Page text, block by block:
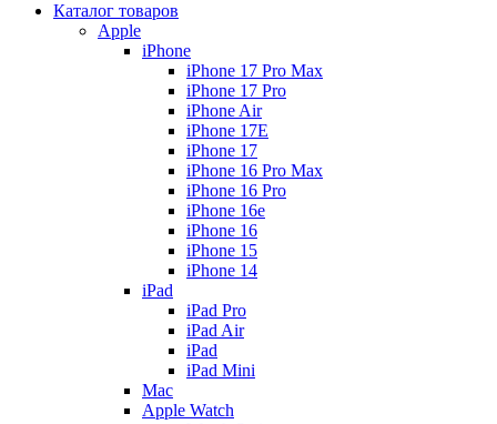
Каталог товаров
Apple
iPhone
iPhone 17 Pro Max
iPhone 17 Pro
iPhone Air
iPhone 17E
iPhone 17
iPhone 16 Pro Max
iPhone 16 Pro
iPhone 16e
iPhone 16
iPhone 15
iPhone 14
iPad
iPad Pro
iPad Air
iPad
iPad Mini
Mac
Apple Watch